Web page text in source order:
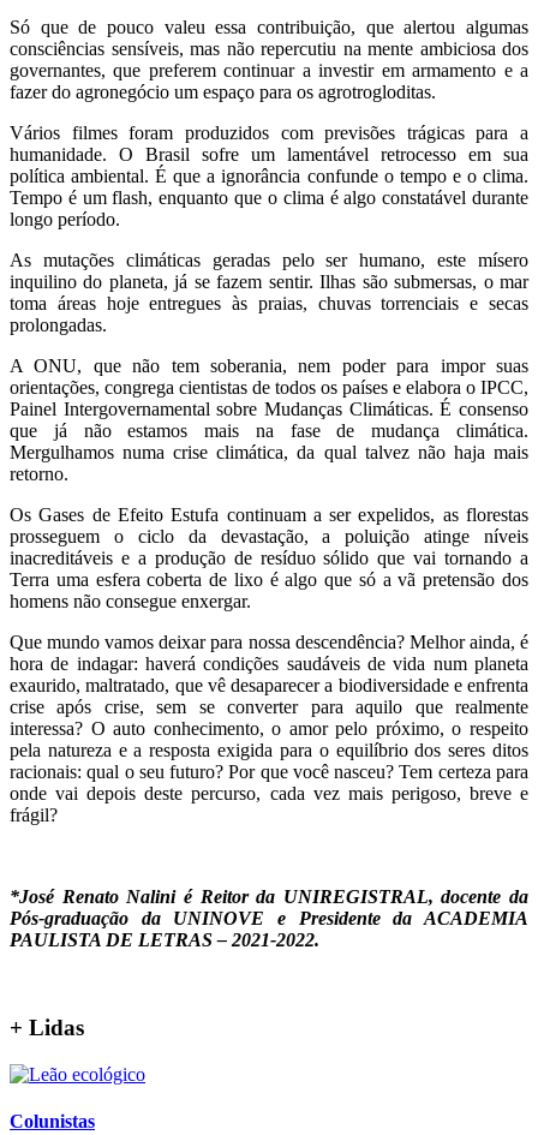
Só que de pouco valeu essa contribuição, que alertou algumas
consciências sensíveis, mas não repercutiu na mente ambiciosa dos
governantes, que preferem continuar a investir em armamento e a
fazer do agronegócio um espaço para os agrotrogloditas.
Vários filmes foram produzidos com previsões trágicas para a
humanidade. O Brasil sofre um lamentável retrocesso em sua
política ambiental. É que a ignorância confunde o tempo e o clima.
Tempo é um flash, enquanto que o clima é algo constatável durante
longo período.
As mutações climáticas geradas pelo ser humano, este mísero
inquilino do planeta, já se fazem sentir. Ilhas são submersas, o mar
toma áreas hoje entregues às praias, chuvas torrenciais e secas
prolongadas.
A ONU, que não tem soberania, nem poder para impor suas
orientações, congrega cientistas de todos os países e elabora o IPCC,
Painel Intergovernamental sobre Mudanças Climáticas. É consenso
que já não estamos mais na fase de mudança climática.
Mergulhamos numa crise climática, da qual talvez não haja mais
retorno.
Os Gases de Efeito Estufa continuam a ser expelidos, as florestas
prosseguem o ciclo da devastação, a poluição atinge níveis
inacreditáveis e a produção de resíduo sólido que vai tornando a
Terra uma esfera coberta de lixo é algo que só a vã pretensão dos
homens não consegue enxergar.
Que mundo vamos deixar para nossa descendência? Melhor ainda, é
hora de indagar: haverá condições saudáveis de vida num planeta
exaurido, maltratado, que vê desaparecer a biodiversidade e enfrenta
crise após crise, sem se converter para aquilo que realmente
interessa? O auto conhecimento, o amor pelo próximo, o respeito
pela natureza e a resposta exigida para o equilíbrio dos seres ditos
racionais: qual o seu futuro? Por que você nasceu? Tem certeza para
onde vai depois deste percurso, cada vez mais perigoso, breve e
frágil?
*José Renato Nalini é Reitor da UNIREGISTRAL, docente da
Pós-graduação da UNINOVE e Presidente da ACADEMIA
PAULISTA DE LETRAS – 2021-2022.
+ Lidas
Colunistas